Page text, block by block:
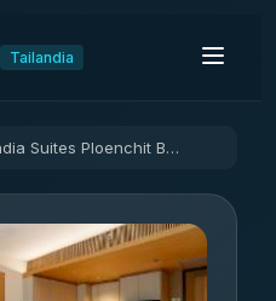
Tailandia
Arcadia Suites Ploenchit Bangkok